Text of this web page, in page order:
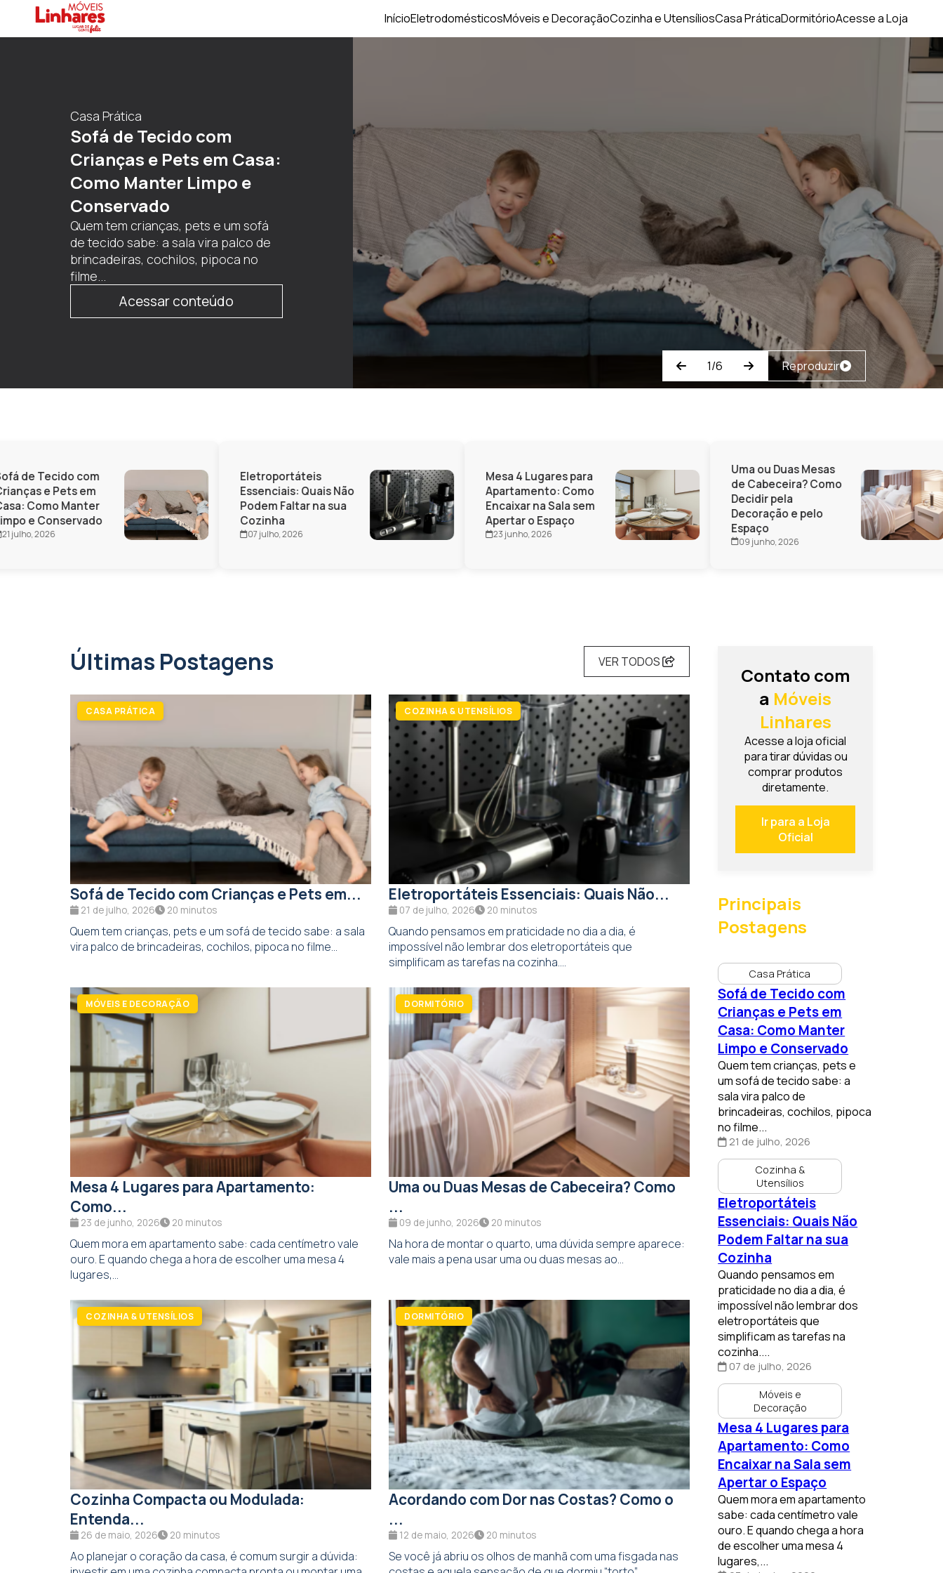
InícioEletrodomésticosMóveis e DecoraçãoCozinha e UtensíliosCasa PráticaDormitórioAcesse a Loja
Cozinha & Utensílios
Eletroportáteis
Essenciais: Quais Não
Podem Faltar na sua
Cozinha
Quando pensamos em praticidade no
dia a dia, é impossível não lembrar
dos eletroportáteis que simplificam
as tarefas na cozinha....
Acessar conteúdo
2/6 Reproduzir
de Tecido com
e Pets em
Como Manter
e Conservado
julho, 2026
Eletroportáteis
Essenciais: Quais Não
Podem Faltar na sua
Cozinha
07 julho, 2026
Mesa 4 Lugares para
Apartamento: Como
Encaixar na Sala sem
Apertar o Espaço
23 junho, 2026
Uma ou Duas Mesas
de Cabeceira? Como
Decidir pela
Decoração e pelo
Espaço
09 junho, 2026
Últimas Postagens VER TODOS
CASA PRÁTICA
Sofá de Tecido com Crianças e Pets em...
21 de julho, 2026 20 minutos
Quem tem crianças, pets e um sofá de tecido sabe: a sala
vira palco de brincadeiras, cochilos, pipoca no filme...
COZINHA & UTENSÍLIOS
Eletroportáteis Essenciais: Quais Não...
07 de julho, 2026 20 minutos
Quando pensamos em praticidade no dia a dia, é
impossível não lembrar dos eletroportáteis que
simplificam as tarefas na cozinha....
MÓVEIS E DECORAÇÃO
Mesa 4 Lugares para Apartamento:
Como...
23 de junho, 2026 20 minutos
Quem mora em apartamento sabe: cada centímetro vale
ouro. E quando chega a hora de escolher uma mesa 4
lugares,...
DORMITÓRIO
Uma ou Duas Mesas de Cabeceira? Como
...
09 de junho, 2026 20 minutos
Na hora de montar o quarto, uma dúvida sempre aparece:
vale mais a pena usar uma ou duas mesas ao...
COZINHA & UTENSÍLIOS
Cozinha Compacta ou Modulada:
Entenda...
26 de maio, 2026 20 minutos
Ao planejar o coração da casa, é comum surgir a dúvida:
DORMITÓRIO
Acordando com Dor nas Costas? Como o
...
12 de maio, 2026 20 minutos
Se você já abriu os olhos de manhã com uma fisgada nas
Contato com
a Móveis
Linhares
Acesse a loja oficial
para tirar dúvidas ou
comprar produtos
diretamente.
Ir para a Loja
Oficial
Principais
Postagens
Casa Prática
Sofá de Tecido com
Crianças e Pets em
Casa: Como Manter
Limpo e Conservado
Quem tem crianças, pets e
um sofá de tecido sabe: a
sala vira palco de
brincadeiras, cochilos, pipoca
no filme...
21 de julho, 2026
Cozinha &
Utensílios
Eletroportáteis
Essenciais: Quais Não
Podem Faltar na sua
Cozinha
Quando pensamos em
praticidade no dia a dia, é
impossível não lembrar dos
eletroportáteis que
simplificam as tarefas na
cozinha....
07 de julho, 2026
Móveis e
Decoração
Mesa 4 Lugares para
Apartamento: Como
Encaixar na Sala sem
Apertar o Espaço
Quem mora em apartamento
sabe: cada centímetro vale
ouro. E quando chega a hora
de escolher uma mesa 4
lugares,...